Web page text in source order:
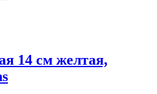
14 см желтая,